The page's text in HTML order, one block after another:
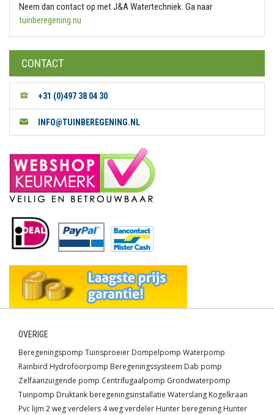
Neem dan contact op met J&A Watertechniek. Ga naar
tuinberegening.nu
CONTACT
+31 (0)497 38 04 30
INFO@TUINBEREGENING.NL
OVERIGE
Beregeningspomp Tuinsproeier Dompelpomp Waterpomp
Rainbird Hydrofoorpomp Beregeningssysteem Dab pomp
Zelfaanzuigende pomp Centrifugaalpomp Grondwaterpomp
Tuinpomp Druktank beregeningsinstallatie Waterslang Kogelkraan
Pvc lijm 2 weg verdelers 4 weg verdeler Hunter beregening Hunter